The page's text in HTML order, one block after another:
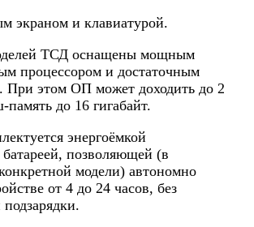
экраном и клавиатурой.
ТСД оснащены мощным
процессором и достаточным
При этом ОП может доходить до 2
память до 16 гигабайт.
энергоёмкой
позволяющей (в
модели) автономно
от 4 до 24 часов, без